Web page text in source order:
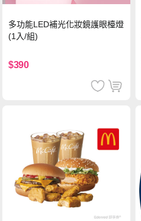
多功能LED補光化妝鏡護眼檯燈
(1入/組)
$390